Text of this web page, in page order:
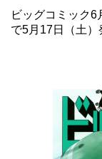
ビッグコミック6
で5月17日（土）